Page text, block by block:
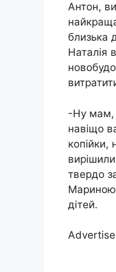
Антон,
близька
Наталія
-Ну мам,
навіщо
копійки,
твердо
Мариною
дітей.